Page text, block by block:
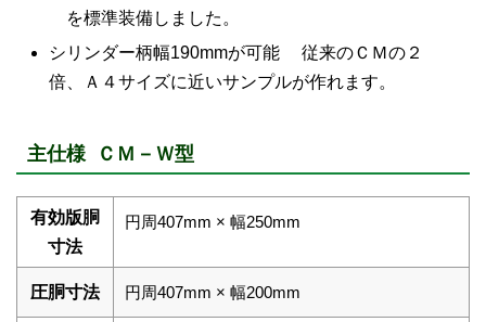
を標準装備しました。
シリンダー柄幅190mmが可能 従来のＣＭの２
倍、Ａ４サイズに近いサンプルが作れます。
主仕様 ＣＭ－Ｗ型
有効版胴
寸法
円周407mm × 幅250mm
圧胴寸法 円周407mm × 幅200mm